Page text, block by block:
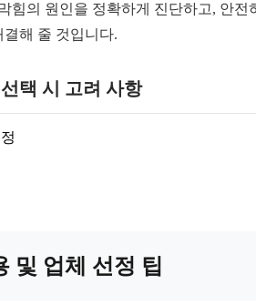
힘의 원인을 정확하게 진단하고, 안전
해 줄 것입니다.
택 시 고려 사항
및 업체 선정 팁